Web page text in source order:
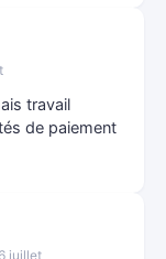
travail
de paiement
juillet